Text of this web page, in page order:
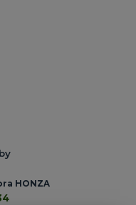
HONZA